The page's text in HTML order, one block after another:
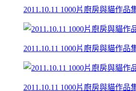
2011.10.11 1000片廚房與貓作品
2011.10.11 1000片廚房與貓作品
2011.10.11 1000片廚房與貓作品